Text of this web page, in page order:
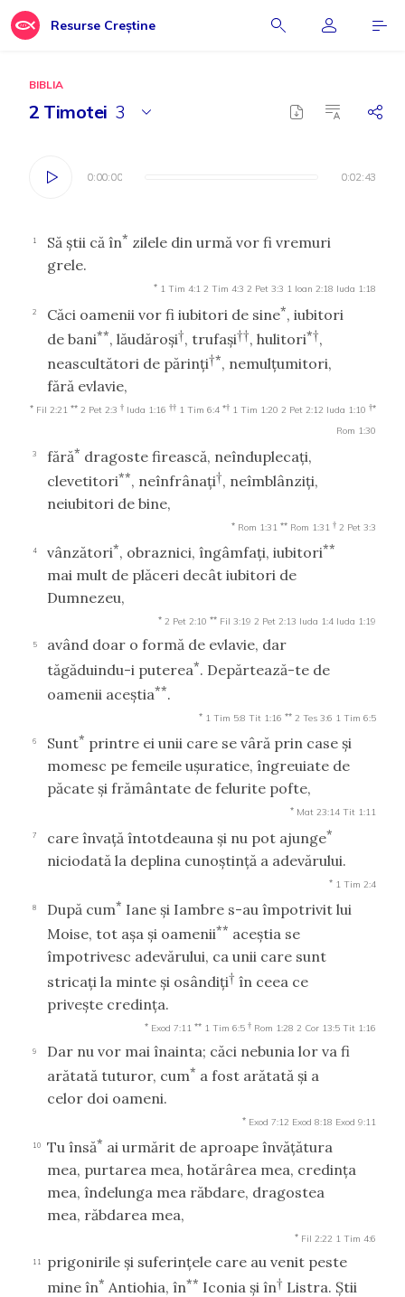
Resurse Creștine
BIBLIA
2 Timotei 3
0:00:00 0:02:43
0:00:00 0:02:43
1 Să ştii că în* zilele din urmă vor fi vremuri
grele.
* 1 Tim 4:1 2 Tim 4:3 2 Pet 3:3 1 Ioan 2:18 Iuda 1:18
2 Căci oamenii vor fi iubitori de sine*, iubitori
de bani**, lăudăroşi†, trufaşi††, hulitori*†,
neascultători de părinţi†*, nemulţumitori,
fără evlavie,
* Fil 2:21 ** 2 Pet 2:3 † Iuda 1:16 †† 1 Tim 6:4 *† 1 Tim 1:20 2 Pet 2:12 Iuda 1:10 †*
Rom 1:30
3 fără* dragoste firească, neînduplecaţi,
clevetitori**, neînfrânaţi†, neîmblânziţi,
neiubitori de bine,
* Rom 1:31 ** Rom 1:31 † 2 Pet 3:3
4 vânzători*, obraznici, îngâmfaţi, iubitori**
mai mult de plăceri decât iubitori de
Dumnezeu,
* 2 Pet 2:10 ** Fil 3:19 2 Pet 2:13 Iuda 1:4 Iuda 1:19
5
având doar o formă de evlavie, dar
tăgăduindu-i puterea*. Depărtează-te de
oamenii aceştia**.
* 1 Tim 5:8 Tit 1:16 ** 2 Tes 3:6 1 Tim 6:5
6 Sunt* printre ei unii care se vâră prin case şi
momesc pe femeile uşuratice, îngreuiate de
păcate şi frământate de felurite pofte,
* Mat 23:14 Tit 1:11
7 care învaţă întotdeauna şi nu pot ajunge*
niciodată la deplina cunoştinţă a adevărului.
* 1 Tim 2:4
8 După cum* Iane şi Iambre s-au împotrivit lui
Moise, tot aşa şi oamenii** aceştia se
împotrivesc adevărului, ca unii care sunt
stricaţi la minte şi osândiţi† în ceea ce
priveşte credinţa.
* Exod 7:11 ** 1 Tim 6:5 † Rom 1:28 2 Cor 13:5 Tit 1:16
9
Dar nu vor mai înainta; căci nebunia lor va fi
arătată tuturor, cum* a fost arătată şi a
celor doi oameni.
* Exod 7:12 Exod 8:18 Exod 9:11
10 Tu însă* ai urmărit de aproape învăţătura
mea, purtarea mea, hotărârea mea, credinţa
mea, îndelunga mea răbdare, dragostea
mea, răbdarea mea,
* Fil 2:22 1 Tim 4:6
11
prigonirile şi suferinţele care au venit peste
mine în* Antiohia, în** Iconia şi în† Listra. Ştii